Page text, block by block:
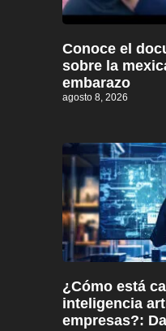
Conoce el
sobre la
embarazo
agosto 8, 2026
¿Cómo está
inteligencia
empresas?: